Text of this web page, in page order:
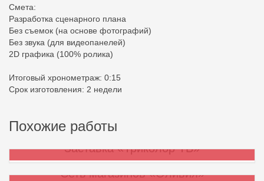
Смета:
Разработка сценарного плана
Без съемок (на основе фотографий)
Без звука (для видеопанелей)
2D графика (100% ролика)
Итоговый хронометраж: 0:15
Срок изготовления: 2 недели
Похожие работы
Заставка «Триколор ТВ»
Сеть магазинов «Оливия»